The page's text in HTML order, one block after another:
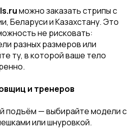
можно заказать стрипы с
Беларуси и Казахстану. Это
не рисковать:
разных размеров или
ту, в которой ваше тело
и тренеров
подъём — выбирайте модели с
или шнуровкой.